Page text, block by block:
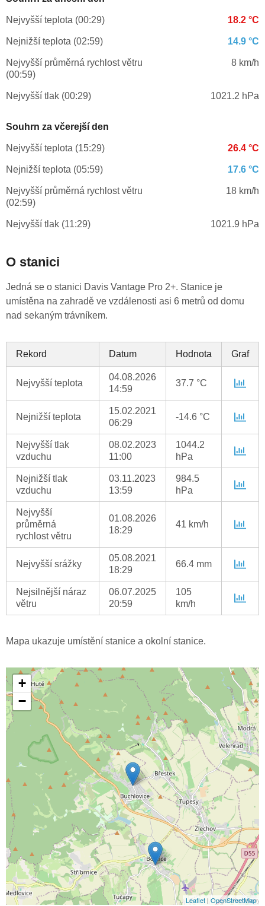
Nejvyšší teplota (00:29) 18.2 °C
Nejnižší teplota (02:59) 14.9 °C
Nejvyšší průměrná rychlost větru
(00:59)
8 km/h
Nejvyšší tlak (00:29) 1021.2 hPa
Souhrn za včerejší den
Nejvyšší teplota (15:29) 26.4 °C
Nejnižší teplota (05:59) 17.6 °C
Nejvyšší průměrná rychlost větru
(02:59)
18 km/h
Nejvyšší tlak (11:29) 1021.9 hPa
O stanici
Jedná se o stanici Davis Vantage Pro 2+. Stanice je
umístěna na zahradě ve vzdálenosti asi 6 metrů od domu
nad sekaným trávníkem.
Rekord Datum Hodnota Graf
Nejvyšší teplota
04.08.2026
14:59
37.7 °C
Nejnižší teplota
15.02.2021
06:29
-14.6 °C
Nejvyšší tlak
vzduchu
08.02.2023
11:00
1044.2
hPa
Nejnižší tlak
vzduchu
03.11.2023
13:59
984.5
hPa
Nejvyšší
průměrná
rychlost větru
01.08.2026
18:29
41 km/h
Nejvyšší srážky
05.08.2021
18:29
66.4 mm
Nejsilnější náraz
větru
06.07.2025
20:59
105
km/h
Mapa ukazuje umístění stanice a okolní stanice.
+
−
Leaflet | OpenStreetMap